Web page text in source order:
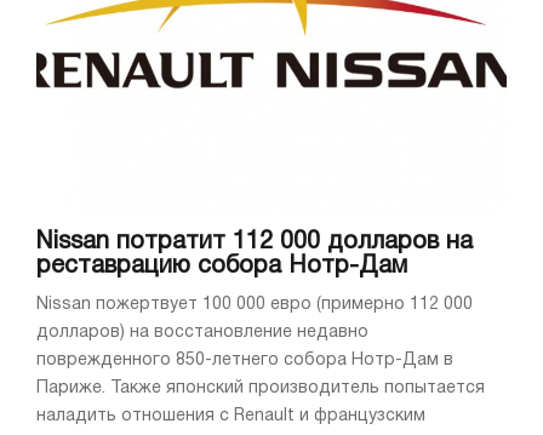
Nissan потратит 112 000 долларов на
реставрацию собора Нотр-Дам
Nissan пожертвует 100 000 евро (примерно 112 000
долларов) на восстановление недавно
поврежденного 850-летнего собора Нотр-Дам в
Париже. Также японский производитель попытается
наладить отношения с Renault и французским